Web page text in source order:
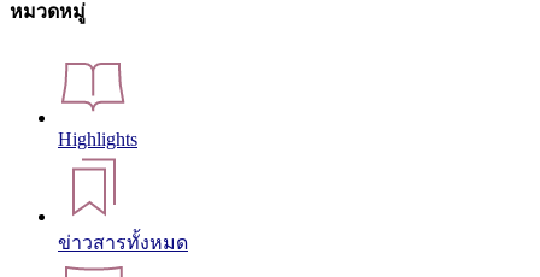
หมวดหมู่
Highlights
ข่าวสารทั้งหมด